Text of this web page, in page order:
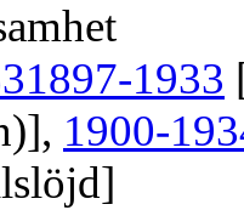
1897-1933
1900-